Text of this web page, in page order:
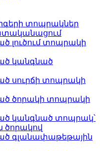
տոպրակներ
լուծում տոպրակի
կանգնած
սուրճի տոպրակի
ծորակի տոպրակի
կանգնած տոպրակ՝
ծորակով
գլանափաթեթային